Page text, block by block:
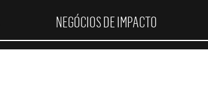
NEGÓCIOS DE IMPACTO